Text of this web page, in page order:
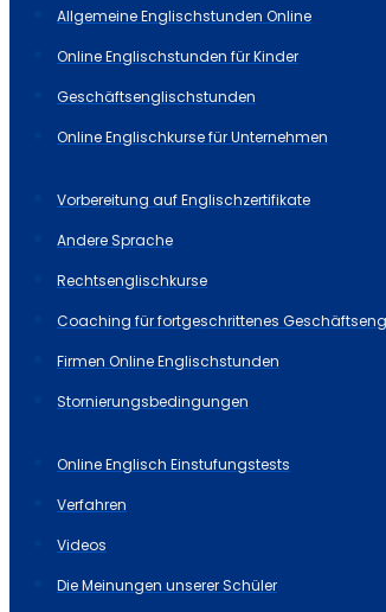
Allgemeine Englischstunden Online
Online Englischstunden für Kinder
Geschäftsenglischstunden
Online Englischkurse für Unternehmen
Vorbereitung auf Englischzertifikate
Andere Sprache
Rechtsenglischkurse
Coaching für fortgeschrittenes
Firmen Online Englischstunden
Stornierungsbedingungen
Online Englisch Einstufungstests
Verfahren
Videos
Die Meinungen unserer Schüler